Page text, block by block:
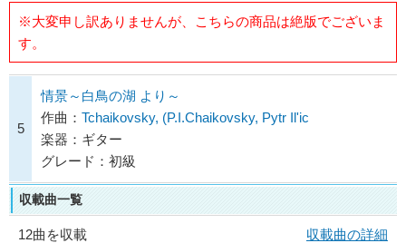
※大変申し訳ありませんが、こちらの商品は絶版でございま
す。
5
情景～白鳥の湖 より～
作曲： Tchaikovsky, (P.I.Chaikovsky, Pytr Il'ic
楽器：ギター
グレード：初級
収載曲一覧
12曲を収載
収載曲の詳細